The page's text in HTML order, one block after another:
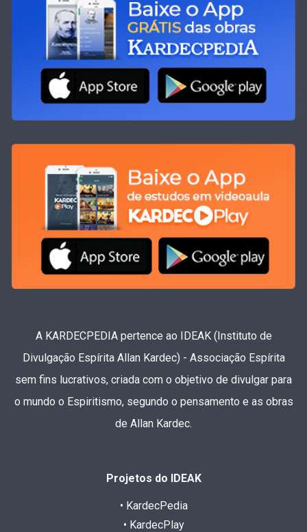
A KARDECPEDIA pertence ao IDEAK (Instituto de
Divulgação Espírita Allan Kardec) - Associação Espírita
sem fins lucrativos, criada com o objetivo de divulgar para
o mundo o Espiritismo, segundo o pensamento e as obras
de Allan Kardec.
Projetos do IDEAK
• KardecPedia
• KardecPlay